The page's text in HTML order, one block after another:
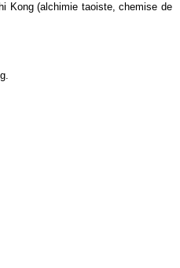
Kong (alchimie taoiste, chemise de